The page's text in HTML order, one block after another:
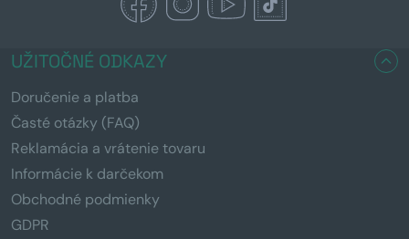
UŽITOČNÉ ODKAZY
Doručenie a platba
Časté otázky (FAQ)
Reklamácia a vrátenie tovaru
Informácie k darčekom
Obchodné podmienky
GDPR